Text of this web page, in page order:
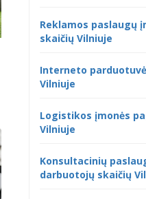
Reklamos paslaugų
skaičių Vilniuje
Interneto
Vilniuje
Logistikos įmonės
Vilniuje
Konsultacinių
darbuotojų skaičių